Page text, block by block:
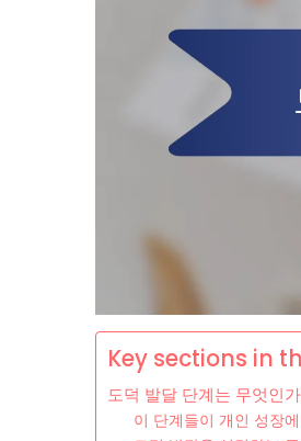
Key sections in
도덕 발달 단계는 무엇인
이 단계들이 개인 성장